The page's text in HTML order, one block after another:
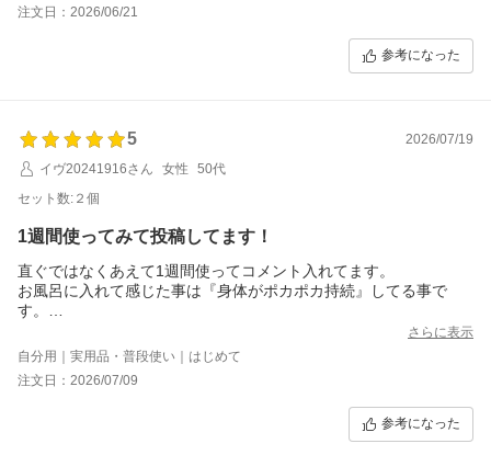
注文日：2026/06/21
参考になった
5
2026/07/19
イヴ20241916さん
女性
50代
セット数:２個
1週間使ってみて投稿してます！
直ぐではなくあえて1週間使ってコメント入れてます。
お風呂に入れて感じた事は『身体がポカポカ持続』してる事で
す。
夏なので汗が出てしまいますが身体には良いかと思っています。
新陳代謝が良くなり、内面から肌に良くなる感覚です。
このまま継続していこうと思っています。
さらに表示
自分用｜実用品・普段使い｜はじめて
注文日：2026/07/09
参考になった